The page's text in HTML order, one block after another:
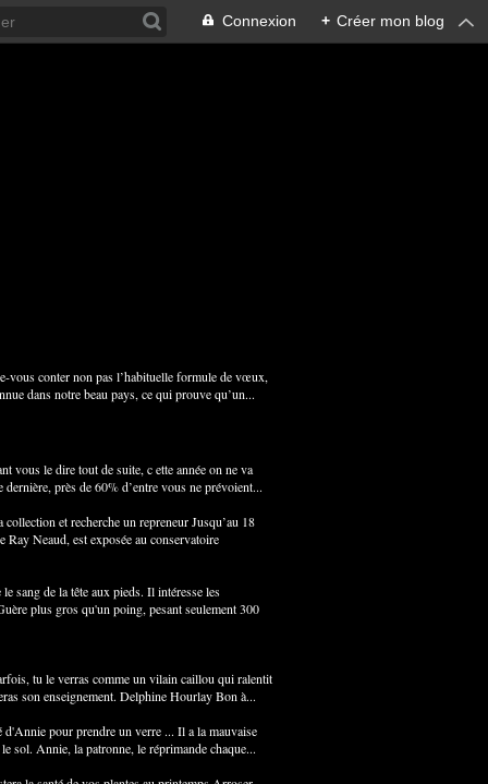
Connexion + Créer mon blog
vous conter non pas l’habituelle formule de vœux,
dans notre beau pays, ce qui prouve qu’un...
vous le dire tout de suite, c ette année on ne va
près de 60% d’entre vous ne prévoient...
et recherche un repreneur Jusqu’au 18
Ray Neaud, est exposée au conservatoire
sang de la tête aux pieds. Il intéresse les
plus gros qu'un poing, pesant seulement 300
tu le verras comme un vilain caillou qui ralentit
son enseignement. Delphine Hourlay Bon à...
d'Annie pour prendre un verre ... Il a la mauvaise
sol. Annie, la patronne, le réprimande chaque...